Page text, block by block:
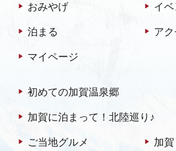
おみやげ イベ
泊まる アク
マイページ
初めての加賀温泉郷
加賀に泊まって！北陸巡り♪
ご当地グルメ 加